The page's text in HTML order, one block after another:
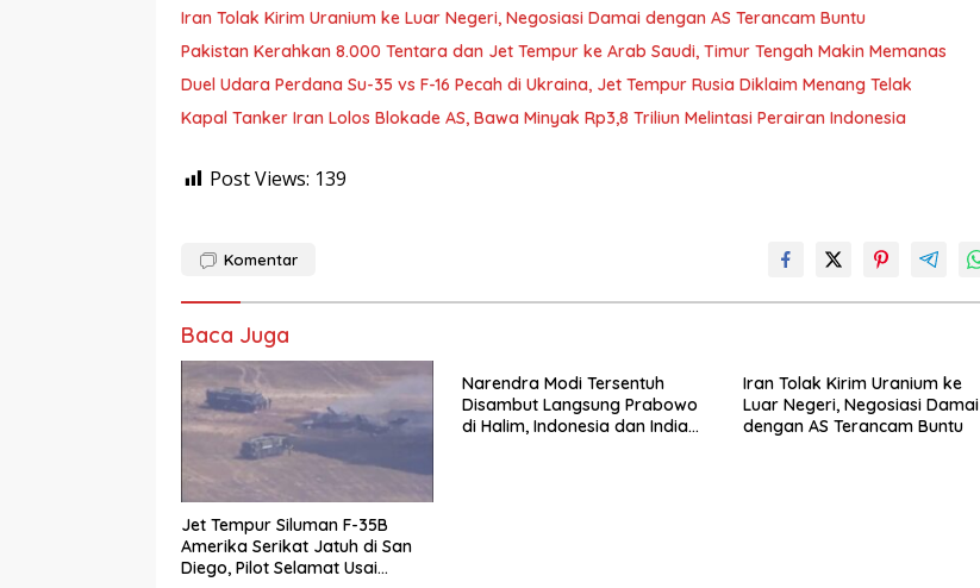
Iran Tolak Kirim Uranium ke Luar Negeri, Negosiasi Damai dengan AS Terancam Buntu
Pakistan Kerahkan 8.000 Tentara dan Jet Tempur ke Arab Saudi, Timur Tengah Makin Memanas
Duel Udara Perdana Su-35 vs F-16 Pecah di Ukraina, Jet Tempur Rusia Diklaim Menang Telak
Kapal Tanker Iran Lolos Blokade AS, Bawa Minyak Rp3,8 Triliun Melintasi Perairan Indonesia
Post Views: 139
Komentar
Baca Juga
Jet Tempur Siluman F-35B
Amerika Serikat Jatuh di San
Diego, Pilot Selamat Usai
Narendra Modi Tersentuh
Disambut Langsung Prabowo
di Halim, Indonesia dan India
Iran Tolak Kirim Uranium ke
Luar Negeri, Negosiasi Damai
dengan AS Terancam Buntu